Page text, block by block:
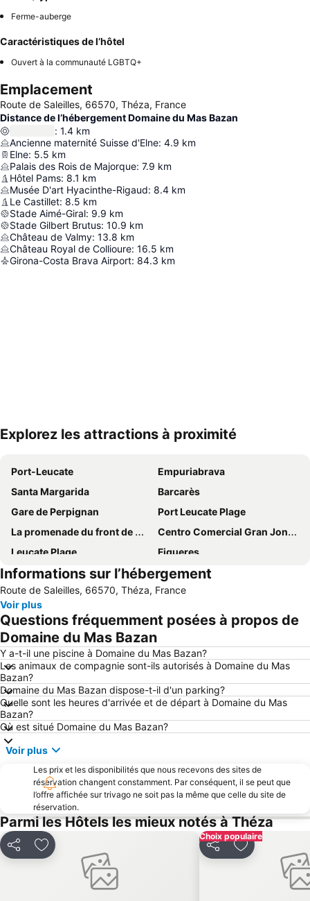
Ferme-auberge
Caractéristiques de l’hôtel
Ouvert à la communauté LGBTQ+
Emplacement
Route de Saleilles, 66570, Théza, France
Distance de l’hébergement Domaine du Mas Bazan
: 1.4 km
Ancienne maternité Suisse d'Elne: 4.9 km
Elne: 5.5 km
Palais des Rois de Majorque: 7.9 km
Hôtel Pams: 8.1 km
Musée D'art Hyacinthe-Rigaud: 8.4 km
Le Castillet: 8.5 km
Stade Aimé-Giral: 9.9 km
Stade Gilbert Brutus: 10.9 km
Château de Valmy: 13.8 km
Château Royal de Collioure: 16.5 km
Girona-Costa Brava Airport: 84.3 km
Explorez les attractions à proximité
Port-Leucate
Empuriabrava
Santa Margarida
Barcarès
Gare de Perpignan
Port Leucate Plage
La promenade du front de mer
Centro Comercial Gran Jonquera
Leucate Plage
Figueres
La Franqui
La plage
Baie de Cadaques
Réserve Africaine de Sigean
Aqua Brava
d'Argelès-sur-mer
Port de Saint-Cyprien
Citadelle de Roses
Port de Rosas
Port de Collioure
De la Gare
Plage du Lydia
Marina de Empuriabrava
Le Port de Canet Plage
Plage Centrale
Canyelles Petites
Porte d'Espagne
Côte Vermeille
de Banyuls
Plage du Roussillon
Portbou
Plage de la Punta
du Racou
De Canet
Parc des Expositions
Port de plaisance
Plage Sud
Plage de la Lagune
Plage des Capellans
Informations sur l’hébergement
Route de Saleilles, 66570, Théza, France
Voir plus
Questions fréquemment posées à propos de
Domaine du Mas Bazan
Y a-t-il une piscine à Domaine du Mas Bazan?
Les animaux de compagnie sont-ils autorisés à Domaine du Mas
Bazan?
Domaine du Mas Bazan dispose-t-il d'un parking?
Quelle sont les heures d'arrivée et de départ à Domaine du Mas
Bazan?
Où est situé Domaine du Mas Bazan?
Voir plus
Les prix et les disponibilités que nous recevons des sites de
réservation changent constamment. Par conséquent, il se peut que
l’offre affichée sur trivago ne soit pas la même que celle du site de
réservation.
Parmi les Hôtels les mieux notés à Théza
PartagerAjouter à mes favoris
Choix populaire
PartagerAjouter à